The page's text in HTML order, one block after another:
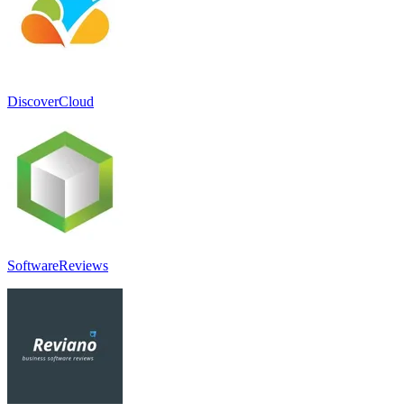
DiscoverCloud
SoftwareReviews